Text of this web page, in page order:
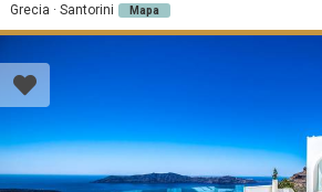
Grecia · Santorini Mapa